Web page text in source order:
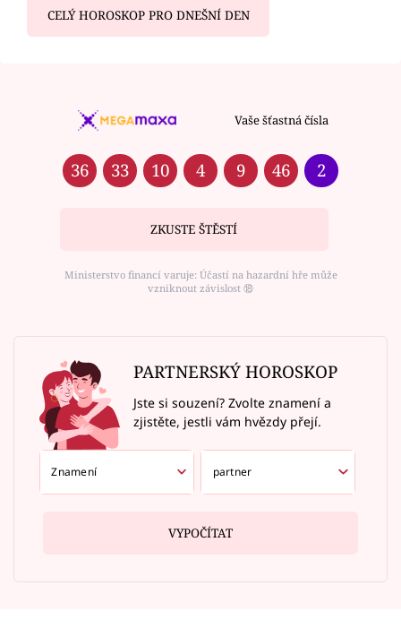
CELÝ HOROSKOP PRO DNEŠNÍ DEN
Vaše šťastná čísla
36 33 10 4 9 46 2
ZKUSTE ŠTĚSTÍ
Ministerstvo financí varuje: Účastí na hazardní hře může
vzniknout závislost ⑱
PARTNERSKÝ HOROSKOP
Jste si souzení? Zvolte znamení a
zjistěte, jestli vám hvězdy přejí.
VYPOČÍTAT